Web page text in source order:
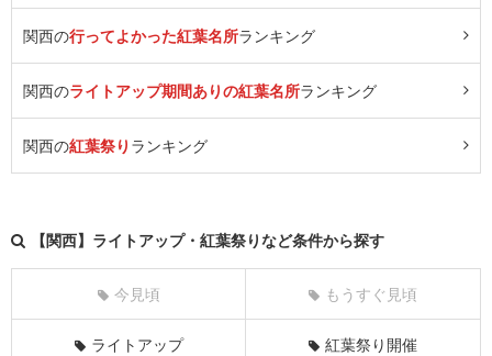
関西の行ってよかった紅葉名所ランキング
関西のライトアップ期間ありの紅葉名所ランキング
関西の紅葉祭り ランキング
【関西】ライトアップ・紅葉祭りなど条件から探す
今見頃 もうすぐ見頃
ライトアップ 紅葉祭り開催